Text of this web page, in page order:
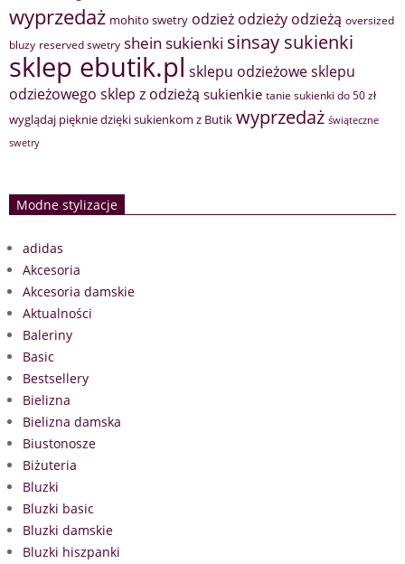
wyprzedaż mohito swetry odzież odzieży odzieżą oversized
bluzy reserved swetry shein sukienki sinsay sukienki
sklep ebutik.pl sklepu odzieżowesklepu
odzieżowego sklep z odzieżą sukienkie tanie sukienki do 50 zł
wyglądaj pięknie dzięki sukienkom z Butik wyprzedaż świąteczne
swetry
Modne stylizacje
adidas
Akcesoria
Akcesoria damskie
Aktualności
Baleriny
Basic
Bestsellery
Bielizna
Bielizna damska
Biustonosze
Biżuteria
Bluzki
Bluzki basic
Bluzki damskie
Bluzki hiszpanki